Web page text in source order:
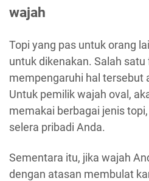
wajah
Topi yang pas untuk orang
untuk dikenakan. Salah satu
mempengaruhi hal tersebut
Untuk pemilik wajah oval,
memakai berbagai jenis
selera pribadi Anda.
Sementara itu, jika wajah
dengan atasan membulat